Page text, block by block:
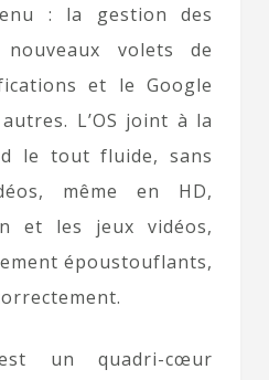
: la gestion des
volets de
et le Google
L’OS joint à la
le tout fluide, sans
même en HD,
et les jeux vidéos,
époustouflants,
un quadri-cœur